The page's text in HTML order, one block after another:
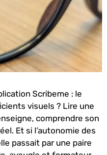
Scribeme : le
visuels ? Lire une
comprendre son
Et si l’autonomie des
passait par une paire